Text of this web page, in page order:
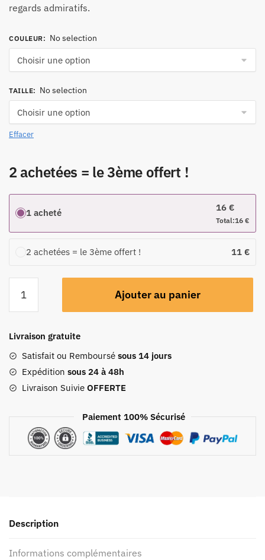
regards admiratifs.
COULEUR: No selection
TAILLE: No selection
Effacer
2 achetées = le 3ème offert !
1 acheté 16 €
Total:16 €
2 achetées = le 3ème offert ! 11 €
Ajouter au panier
Livraison gratuite
Satisfait ou Remboursé sous 14 jours
Expédition sous 24 à 48h
Livraison Suivie OFFERTE
Paiement 100% Sécurisé
Description
Informations complémentaires